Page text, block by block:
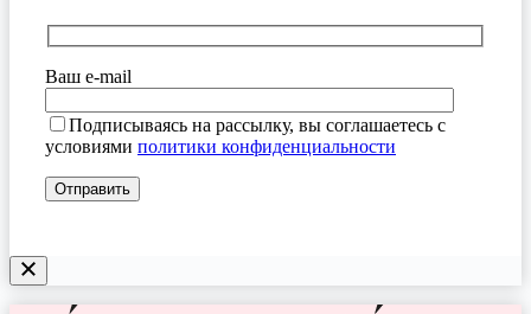
Ваш e-mail
Подписываясь на рассылку, вы соглашаетесь с
условиями политики конфиденциальности